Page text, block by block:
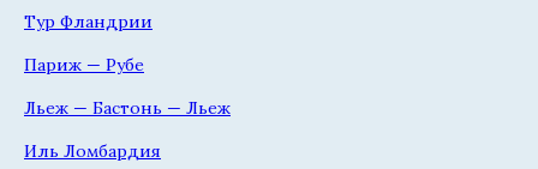
Тур Фландрии
Париж — Рубе
Льеж — Бастонь — Льеж
Иль Ломбардия